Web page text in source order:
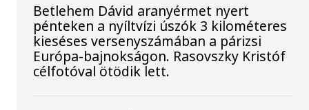
Betlehem Dávid aranyérmet nyert
pénteken a nyíltvízi úszók 3 kilométeres
kieséses versenyszámában a párizsi
Európa-bajnokságon. Rasovszky Kristóf
célfotóval ötödik lett.